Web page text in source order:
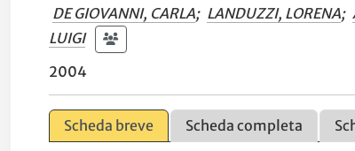
DE GIOVANNI, CARLA; LANDUZZI, LORENA;
LUIGI
2004
Scheda breve Scheda completa